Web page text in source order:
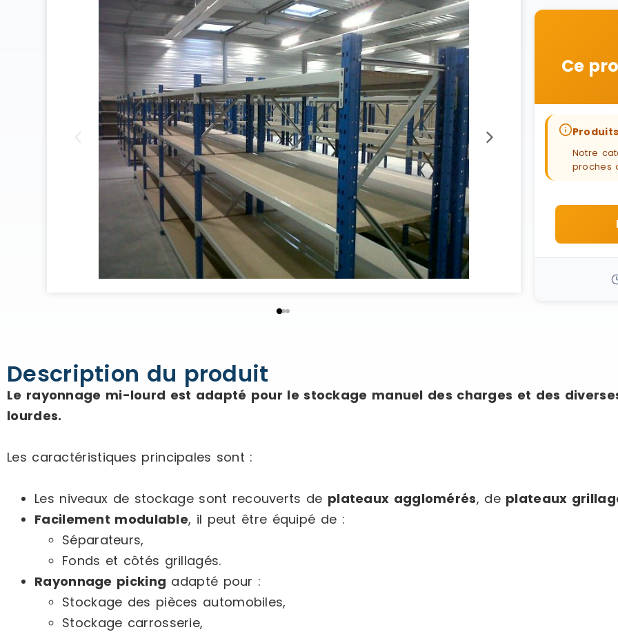
Ce
Notre
proches
Description du produit
Le rayonnage mi-lourd est adapté pour le stockage manuel des charges et des
lourdes.
Les caractéristiques principales sont :
Les niveaux de stockage sont recouverts de plateaux agglomérés, de plateaux
Facilement modulable, il peut être équipé de :
Séparateurs,
Fonds et côtés grillagés.
Rayonnage picking adapté pour :
Stockage des pièces automobiles,
Stockage carrosserie,